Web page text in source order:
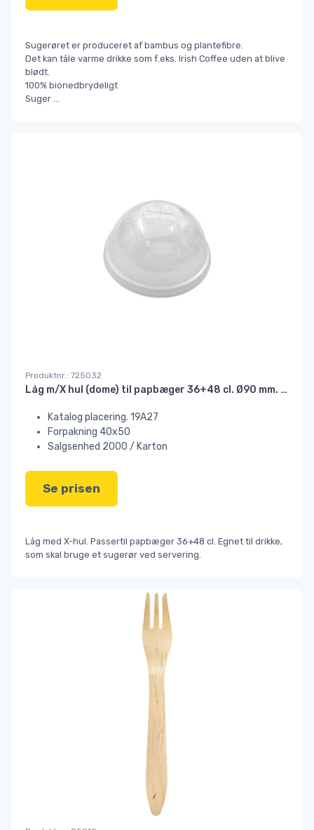
Sugerøret er produceret af bambus og plantefibre.
Det kan tåle varme drikke som f.eks. Irish Coffee uden at blive
blødt.
100% bionedbrydeligt
Suger ...
Produktnr.: 725032
Låg m/X hul (dome) til papbæger 36+48 cl. Ø90 mm. PET klar
Katalog placering. 19A27
Forpakning 40x50
Salgsenhed 2000 / Karton
Se prisen
Låg med X-hul. Passertil papbæger 36+48 cl. Egnet til drikke,
som skal bruge et sugerør ved servering.